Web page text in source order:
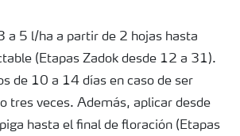
a 5 l/ha a partir de 2 hojas hasta
(Etapas Zadok desde 12 a 31).
de 10 a 14 días en caso de ser
tres veces. Además, aplicar desde
hasta el final de floración (Etapas